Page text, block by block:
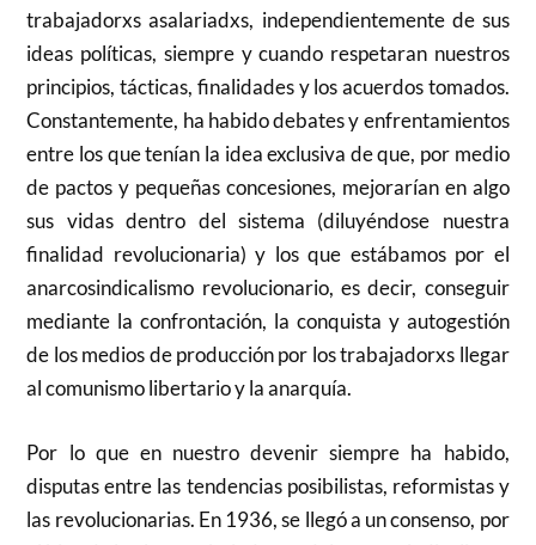
trabajadorxs asalariadxs, independientemente de sus
ideas políticas, siempre y cuando respetaran nuestros
principios, tácticas, finalidades y los acuerdos tomados.
Constantemente, ha habido debates y enfrentamientos
entre los que tenían la idea exclusiva de que, por medio
de pactos y pequeñas concesiones, mejorarían en algo
sus vidas dentro del sistema (diluyéndose nuestra
finalidad revolucionaria) y los que estábamos por el
anarcosindicalismo revolucionario, es decir, conseguir
mediante la confrontación, la conquista y autogestión
de los medios de producción por los trabajadorxs llegar
al comunismo libertario y la anarquía.
Por lo que en nuestro devenir siempre ha habido,
disputas entre las tendencias posibilistas, reformistas y
las revolucionarias. En 1936, se llegó a un consenso, por